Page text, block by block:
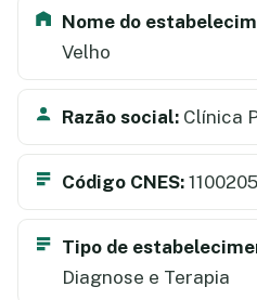
Nome do
Velho
Razão social: Clínica
Código CNES:
Tipo de
Diagnose e Terapia